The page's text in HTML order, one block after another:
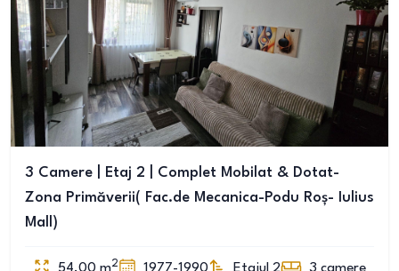
3 Camere | Etaj 2 | Complet Mobilat & Dotat-
Zona Primăverii( Fac.de Mecanica-Podu Roș- Iulius
Mall)
2